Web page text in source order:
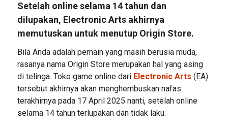
Setelah online selama 14 tahun dan
dilupakan, Electronic Arts akhirnya
memutuskan untuk menutup Origin Store.
Bila Anda adalah pemain yang masih berusia muda,
rasanya nama Origin Store merupakan hal yang asing
di telinga. Toko game online dari Electronic Arts (EA)
tersebut akhirnya akan menghembuskan nafas
terakhirnya pada 17 April 2025 nanti, setelah online
selama 14 tahun terlupakan dan tidak laku.